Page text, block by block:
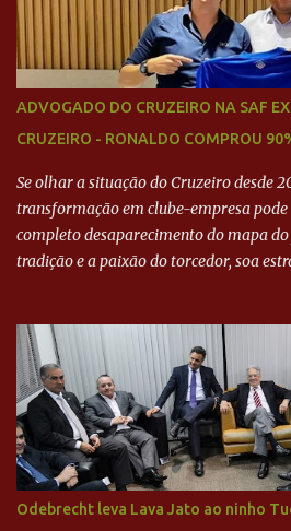
ADVOGADO DO CRUZEIRO NA SAF
CRUZEIRO - RONALDO COMPROU
Se olhar a situação do Cruzeiro desde
transformação em clube-empresa
completo desaparecimento do mapa
tradição e a paixão do torcedor, soa
feito imediatamente para pagamento
investimentos no departamento de
para a recuperação do Cruzeiro, o
Ronaldo sendo solidário à dívida de R$
mais o peso que o ex-atacante tem no
sua história na Raposa, pesaram para
camisas 9 acertasse a compra do
ADVOGADO DO CRUZEIRO NA SAF
Odebrecht leva Lava Jato ao ninho